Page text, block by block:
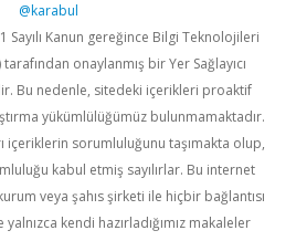
@karabul
Sayılı Kanun gereğince Bilgi Teknolojileri
onaylanmış bir Yer Sağlayıcı
Bu nedenle, sitedeki içerikleri proaktif
yükümlülüğümüz bulunmamaktadır.
içeriklerin sorumluluğunu taşımakta olup,
kabul etmiş sayılırlar. Bu internet
veya şahıs şirketi ile hiçbir bağlantısı
kendi hazırladığımız makaleler